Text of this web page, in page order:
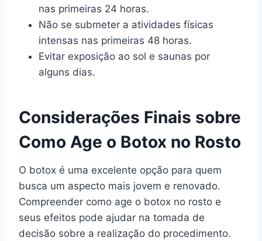
nas primeiras 24 horas.
Não se submeter a atividades físicas
intensas nas primeiras 48 horas.
Evitar exposição ao sol e saunas por
alguns dias.
Considerações Finais sobre
Como Age o Botox no Rosto
O botox é uma excelente opção para quem
busca um aspecto mais jovem e renovado.
Compreender como age o botox no rosto e
seus efeitos pode ajudar na tomada de
decisão sobre a realização do procedimento.